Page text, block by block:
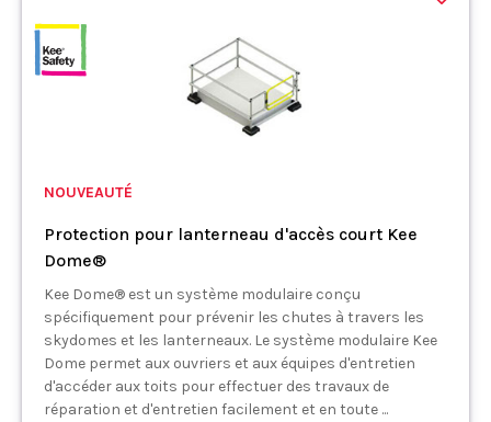
NOUVEAUTÉ
Protection pour lanterneau d'accès court Kee
Dome®
Kee Dome® est un système modulaire conçu
spécifiquement pour prévenir les chutes à travers les
skydomes et les lanterneaux. Le système modulaire Kee
Dome permet aux ouvriers et aux équipes d'entretien
d'accéder aux toits pour effectuer des travaux de
réparation et d'entretien facilement et en toute ...